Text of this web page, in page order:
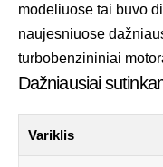
modeliuose tai buvo
naujesniuose
turbobenzininiai
Dažniausiai
Variklis